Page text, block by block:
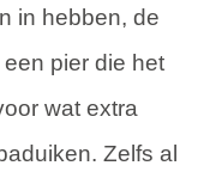
in hebben, de
pier die het
wat extra
Zelfs al